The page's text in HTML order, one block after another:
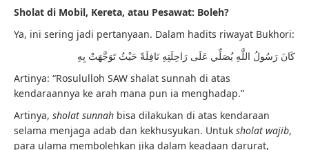
Sholat di Mobil, Kereta, atau Pesawat: Boleh?
Ya, ini sering jadi pertanyaan. Dalam hadits riwayat Bukhori:
كَانَ رَسُولُ اللَّهِ يُصَلِّي عَلَى رَاحِلَتِهِ نَافِلَةً حَيْثُ تَوَجَّهَتْ بِهِ
Artinya: “Rosululloh SAW shalat sunnah di atas
kendaraannya ke arah mana pun ia menghadap.”
Artinya, sholat sunnah bisa dilakukan di atas kendaraan
selama menjaga adab dan kekhusyukan. Untuk sholat wajib,
para ulama membolehkan jika dalam keadaan darurat,